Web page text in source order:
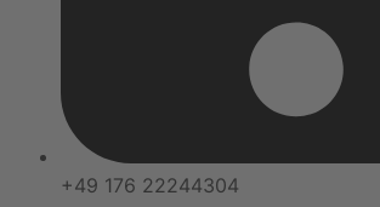
+49 176 22244304